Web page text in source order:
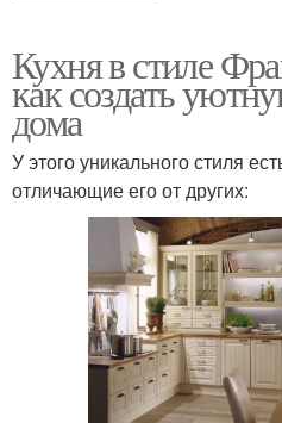
Кухня в стиле
как создать
дома
У этого уникального стиля
отличающие его от других: